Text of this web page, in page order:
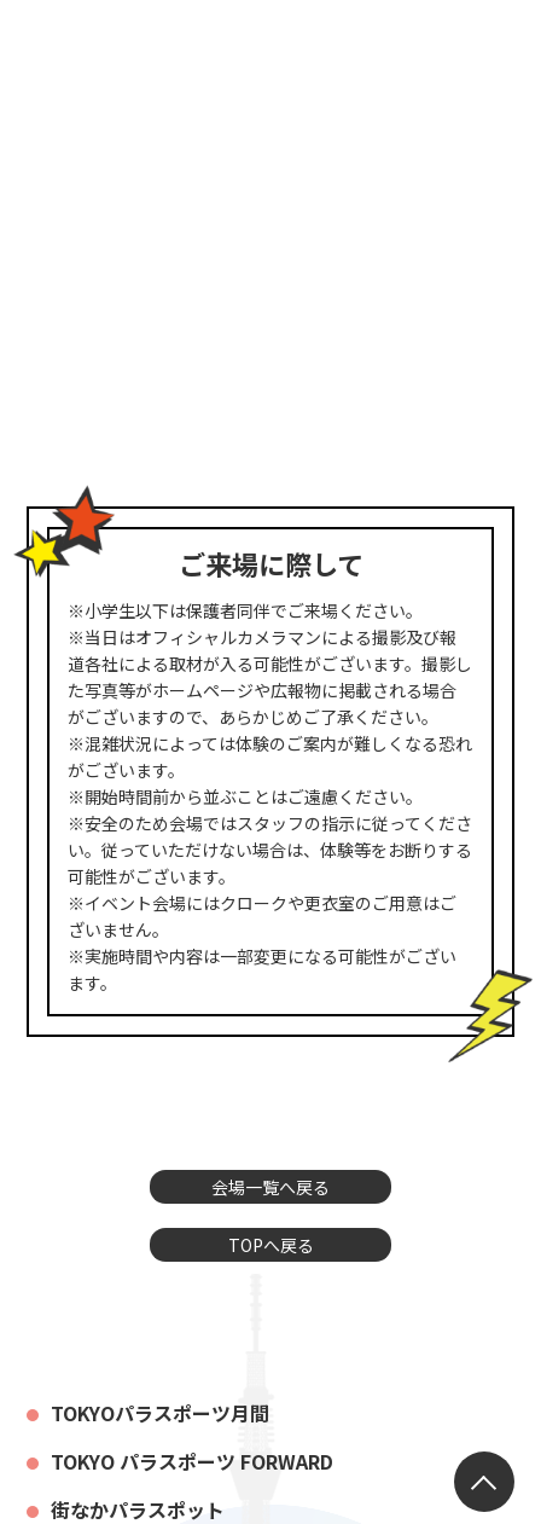
ご来場に際して
※小学生以下は保護者同伴でご来場ください。
※当日はオフィシャルカメラマンによる撮影及び報
道各社による取材が入る可能性がございます。撮影し
た写真等がホームページや広報物に掲載される場合
がございますので、あらかじめご了承ください。
※混雑状況によっては体験のご案内が難しくなる恐れ
がございます。
※開始時間前から並ぶことはご遠慮ください。
※安全のため会場ではスタッフの指示に従ってくださ
い。従っていただけない場合は、体験等をお断りする
可能性がございます。
※イベント会場にはクロークや更衣室のご用意はご
ざいません。
※実施時間や内容は一部変更になる可能性がござい
ます。
会場一覧へ戻る
TOPへ戻る
TOKYOパラスポーツ月間
TOKYO パラスポーツ FORWARD
街なかパラスポット